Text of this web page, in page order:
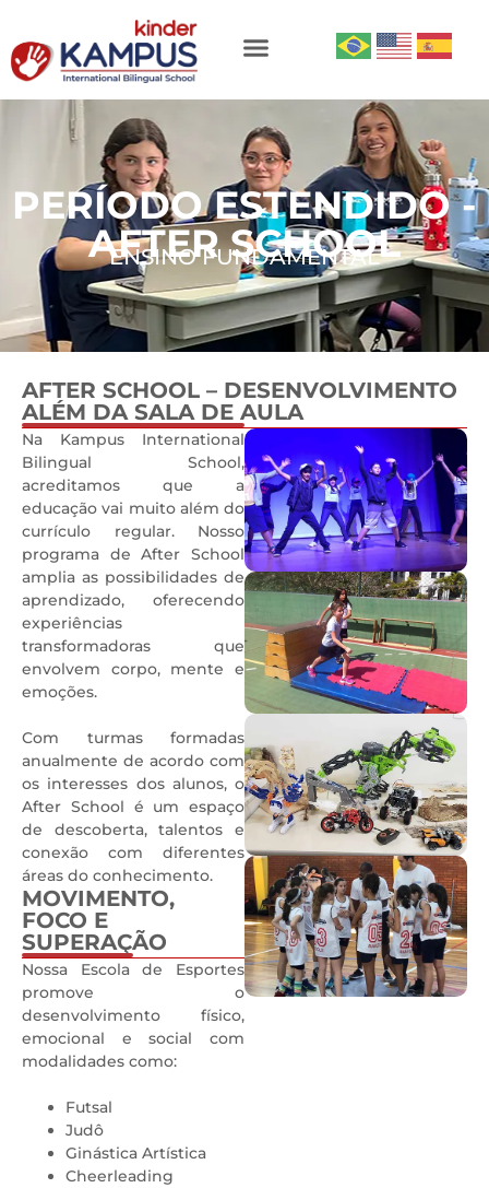
PERÍODO ESTENDIDO -
AFTER SCHOOL
ENSINO FUNDAMENTAL
AFTER SCHOOL – DESENVOLVIMENTO
ALÉM DA SALA DE AULA
0
Na Kampus International
Bilingual School,
acreditamos que a
educação vai muito além do
currículo regular. Nosso
programa de After School
amplia as possibilidades de
aprendizado, oferecendo
experiências
transformadoras que
envolvem corpo, mente e
emoções.
Com turmas formadas
anualmente de acordo com
os interesses dos alunos, o
After School é um espaço
de descoberta, talentos e
conexão com diferentes
áreas do conhecimento.
MOVIMENTO,
FOCO E
SUPERAÇÃO
0
Nossa Escola de Esportes
promove o
desenvolvimento físico,
emocional e social com
modalidades como:
Futsal
Judô
Ginástica Artística
Cheerleading